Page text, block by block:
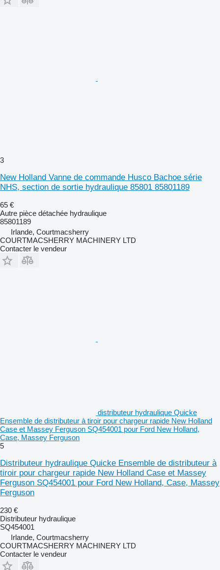
3
New Holland Vanne de commande Husco Bachoe série
NHS, section de sortie hydraulique 85801 85801189
65 €
Autre pièce détachée hydraulique
85801189
Irlande, Courtmacsherry
COURTMACSHERRY MACHINERY LTD
Contacter le vendeur
distributeur hydraulique Quicke
Ensemble de distributeur à tiroir pour chargeur rapide New Holland
Case et Massey Ferguson SQ454001 pour Ford New Holland,
Case, Massey Ferguson
5
Distributeur hydraulique Quicke Ensemble de distributeur à
tiroir pour chargeur rapide New Holland Case et Massey
Ferguson SQ454001 pour Ford New Holland, Case, Massey
Ferguson
230 €
Distributeur hydraulique
SQ454001
Irlande, Courtmacsherry
COURTMACSHERRY MACHINERY LTD
Contacter le vendeur